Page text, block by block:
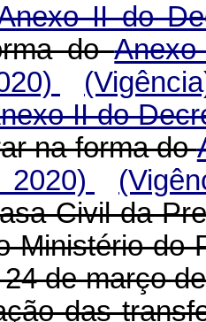
II do
do
II do
na forma do
2020)
Civil da
Ministério do
de março
das